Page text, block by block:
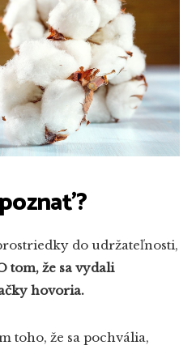
do udržateľnosti,
tom, že sa vydali
hovoria.
toho, že sa pochvália,